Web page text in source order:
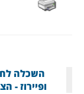
השכלה
ופיירוז -